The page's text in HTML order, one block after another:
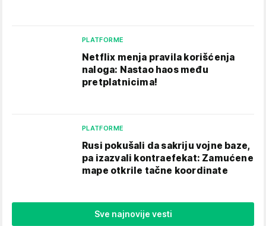
PLATFORME
Netflix menja pravila korišćenja
naloga: Nastao haos među
pretplatnicima!
PLATFORME
Rusi pokušali da sakriju vojne baze,
pa izazvali kontraefekat: Zamućene
mape otkrile tačne koordinate
Sve najnovije vesti